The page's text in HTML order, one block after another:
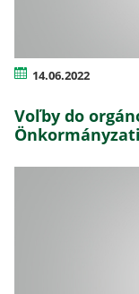
14.06.2022
Voľby do